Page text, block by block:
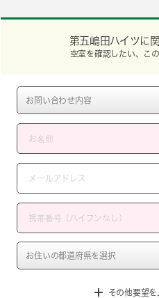
第五嶋田ハイツに
空室を確認したい、こ
その他要望を